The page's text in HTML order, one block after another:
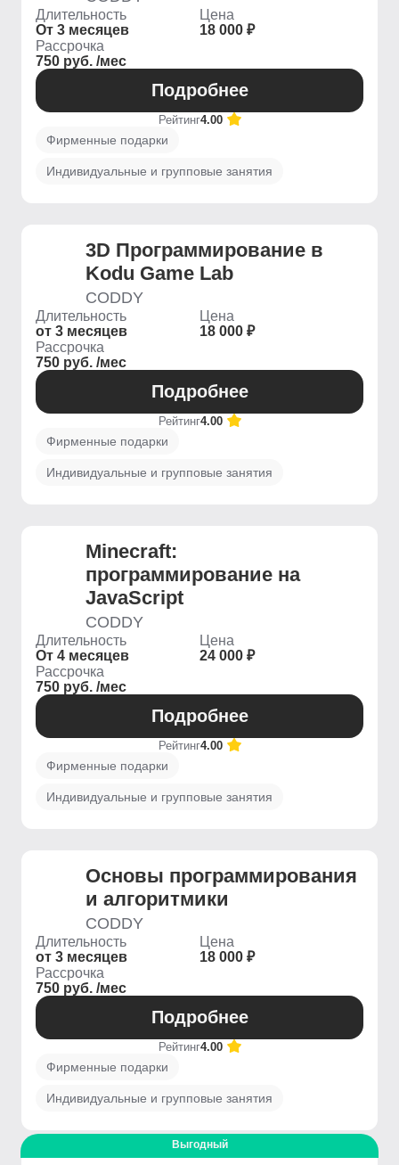
Длительность
От 3 месяцев
Цена
18 000 ₽
Рассрочка
750 руб. /мес
Подробнее
Рейтинг4.00
Фирменные подарки
Индивидуальные и групповые занятия
3D Программирование в
Kodu Game Lab
CODDY
Длительность
от 3 месяцев
Цена
18 000 ₽
Рассрочка
750 руб. /мес
Подробнее
Рейтинг4.00
Фирменные подарки
Индивидуальные и групповые занятия
Minecraft:
программирование на
JavaScript
CODDY
Длительность
От 4 месяцев
Цена
24 000 ₽
Рассрочка
750 руб. /мес
Подробнее
Рейтинг4.00
Фирменные подарки
Индивидуальные и групповые занятия
Основы программирования
и алгоритмики
CODDY
Длительность
от 3 месяцев
Цена
18 000 ₽
Рассрочка
750 руб. /мес
Подробнее
Рейтинг4.00
Фирменные подарки
Индивидуальные и групповые занятия
Выгодный